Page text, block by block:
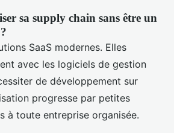
sa supply chain sans être un
SaaS modernes. Elles
avec les logiciels de gestion
de développement sur
progresse par petites
à toute entreprise organisée.